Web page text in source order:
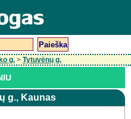
g. > Tytuvėnų g.
g., Kaunas